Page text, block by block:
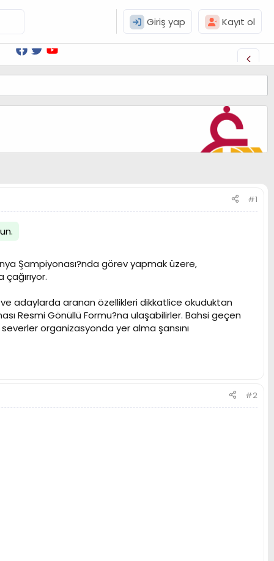
Giriş yap Kayıt ol
#1
.
Şampiyonası?nda görev yapmak üzere,
adaylarda aranan özellikleri dikkatlice okuduktan
Resmi Gönüllü Formu?na ulaşabilirler. Bahsi geçen
organizasyonda yer alma şansını
#2